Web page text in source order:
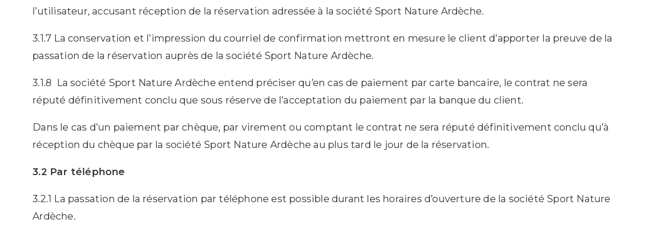
l’utilisateur, accusant réception de la réservation adressée à la société Sport Nature Ardèche.
3.1.7 La conservation et l’impression du courriel de confirmation mettront en mesure le client d’apporter la preuve de la
passation de la réservation auprès de la société Sport Nature Ardèche.
3.1.8 La société Sport Nature Ardèche entend préciser qu’en cas de paiement par carte bancaire, le contrat ne sera
réputé définitivement conclu que sous réserve de l’acceptation du paiement par la banque du client.
Dans le cas d’un paiement par chèque, par virement ou comptant le contrat ne sera réputé définitivement conclu qu’à
réception du chèque par la société Sport Nature Ardèche au plus tard le jour de la réservation.
3.2 Par téléphone
3.2.1 La passation de la réservation par téléphone est possible durant les horaires d’ouverture de la société Sport Nature
Ardèche.